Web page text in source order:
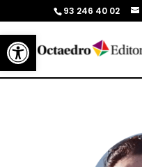
Abrir barra de herramientas
93 246 40 02